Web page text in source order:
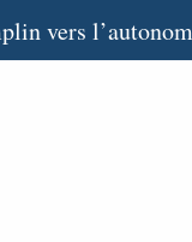
vers